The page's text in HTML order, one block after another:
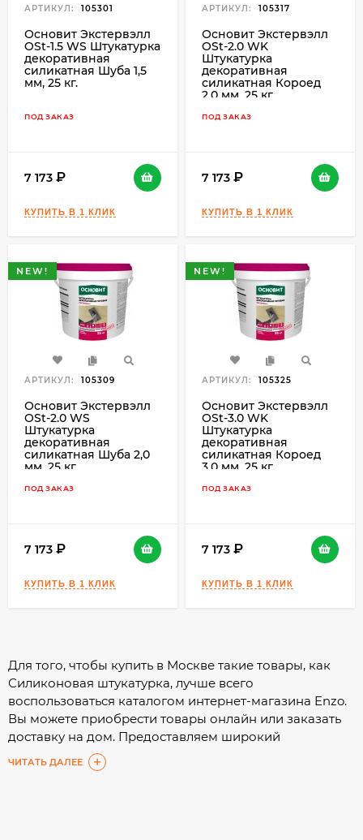
АРТИКУЛ: 105301
Основит Экстервэлл
OSt-1.5 WS Штукатурка
декоративная
силикатная Шуба 1,5
мм, 25 кг.
ПОД ЗАКАЗ
7 173
АРТИКУЛ: 105317
Основит Экстервэлл
OSt-2.0 WK
Штукатурка
декоративная
силикатная Короед
2,0 мм, 25 кг.
ПОД ЗАКАЗ
7 173
NEW!
АРТИКУЛ: 105309
Основит Экстервэлл
OSt-2.0 WS
Штукатурка
декоративная
силикатная Шуба 2,0
мм, 25 кг.
ПОД ЗАКАЗ
7 173
NEW!
АРТИКУЛ: 105325
Основит Экстервэлл
OSt-3.0 WK
Штукатурка
декоративная
силикатная Короед
3,0 мм, 25 кг.
ПОД ЗАКАЗ
7 173
Для того, чтобы купить в Москве такие товары, как
Силиконовая штукатурка, лучше всего
воспользоваться каталогом интернет-магазина Enzo.
Вы можете приобрести товары онлайн или заказать
доставку на дом. Предоставляем широкий
ассортимент, а подробные характеристики помогут
Вам сделать выбор с минимальными затратами
ЧИТАТЬ ДАЛЕЕ